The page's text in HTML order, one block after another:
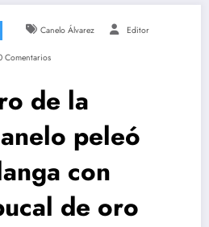
Canelo Álvarez Editor
Comentarios
de la
peleó
con
de oro